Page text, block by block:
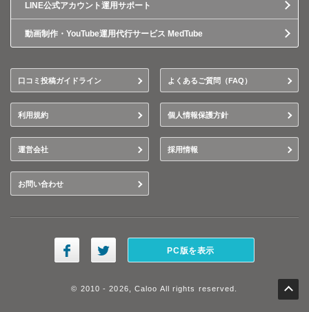
LINE公式アカウント運用サポート
動画制作・YouTube運用代行サービス MedTube
口コミ投稿ガイドライン よくあるご質問（FAQ）
利用規約 個人情報保護方針
運営会社 採用情報
お問い合わせ
PC版を表示
© 2010 - 2026, Caloo All rights reserved.